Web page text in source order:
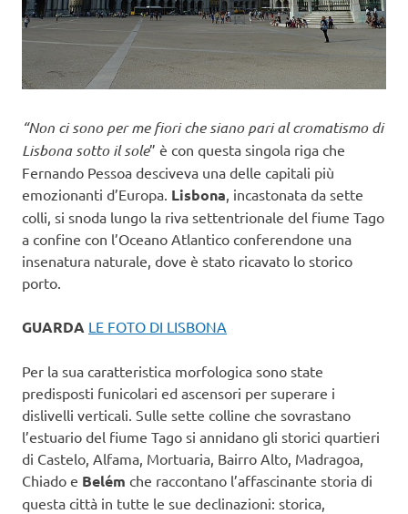
“Non ci sono per me fiori che siano pari al cromatismo di
Lisbona sotto il sole” è con questa singola riga che
Fernando Pessoa desciveva una delle capitali più
emozionanti d’Europa. Lisbona, incastonata da sette
colli, si snoda lungo la riva settentrionale del fiume Tago
a confine con l’Oceano Atlantico conferendone una
insenatura naturale, dove è stato ricavato lo storico
porto.
GUARDA LE FOTO DI LISBONA
Per la sua caratteristica morfologica sono state
predisposti funicolari ed ascensori per superare i
dislivelli verticali. Sulle sette colline che sovrastano
l’estuario del fiume Tago si annidano gli storici quartieri
di Castelo, Alfama, Mortuaria, Bairro Alto, Madragoa,
Chiado e Belém che raccontano l’affascinante storia di
questa città in tutte le sue declinazioni: storica,